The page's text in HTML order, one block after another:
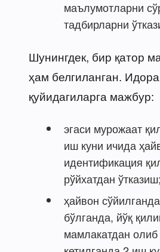
маълумотларни
тадбирларни
Шунингдек, бир қатор
ҳам белгиланган.
қуйидагиларга мажбур:
эгаси мурожаат
иш куни ичида
идентификация
рўйхатдан ўтказиш;
ҳайвон
бўлганда, йўқ
мамлакатдан олиб